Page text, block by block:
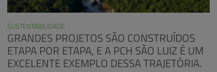
SUSTENTABILIDADE
GRANDES PROJETOS SÃO CONSTRUÍDOS
ETAPA POR ETAPA, E A PCH SÃO LUIZ É UM
EXCELENTE EXEMPLO DESSA TRAJETÓRIA.